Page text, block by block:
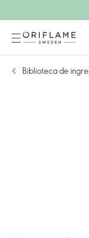
Biblioteca de